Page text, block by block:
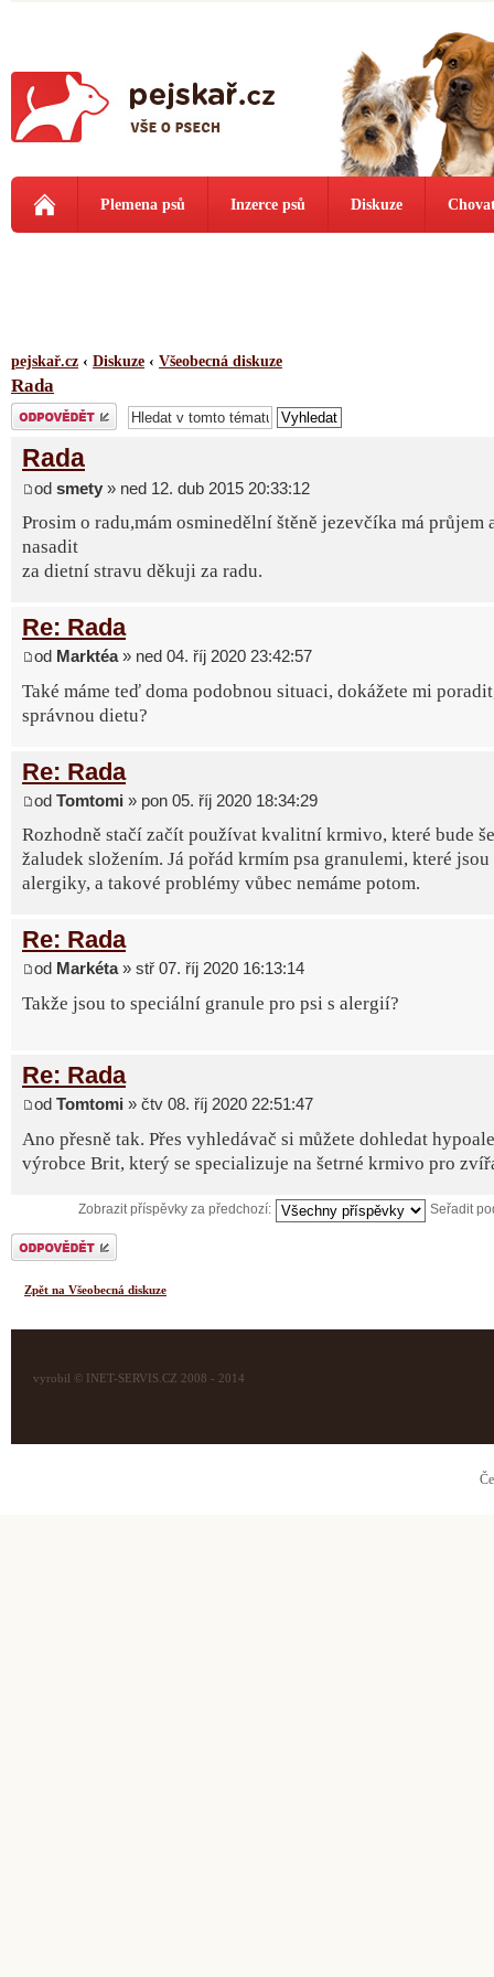
Plemena psů Inzerce psů Diskuze
pejskař.cz ‹ Diskuze ‹ Všeobecná diskuze
Rada
Odeslat odpověď
Rada
od smety » ned 12. dub 2015 20:33:12
Prosim o radu,mám osminedělní štěně jezevčíka má průjem
nasadit
za dietní stravu děkuji za radu.
Re: Rada
od Marktéa» ned 04. říj 2020 23:42:57
Také máme teď doma podobnou situaci, dokážete mi
správnou dietu?
Re: Rada
od Tomtomi » pon 05. říj 2020 18:34:29
Rozhodně stačí začít používat kvalitní krmivo, které bude
žaludek složením. Já pořád krmím psa granulemi, které
alergiky, a takové problémy vůbec nemáme potom.
Re: Rada
od Markéta» stř 07. říj 2020 16:13:14
Takže jsou to speciální granule pro psi s alergií?
Re: Rada
od Tomtomi » čtv 08. říj 2020 22:51:47
Ano přesně tak. Přes vyhledávač si můžete dohledat
výrobce Brit, který se specializuje na šetrné krmivo pro
Zobrazit příspěvky za předchozí: Seřadit
Odeslat odpověď
Zpět na Všeobecná diskuze
vyrobil © INET-SERVIS.CZ 2008 - 2014